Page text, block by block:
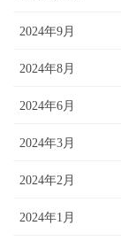
2024年9月
2024年8月
2024年6月
2024年3月
2024年2月
2024年1月